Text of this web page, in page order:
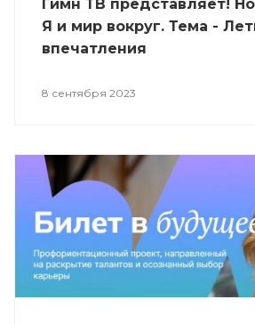
Гимн ТВ представляет!
Я и мир вокруг. Тема -
впечатления
8 сентября 2023